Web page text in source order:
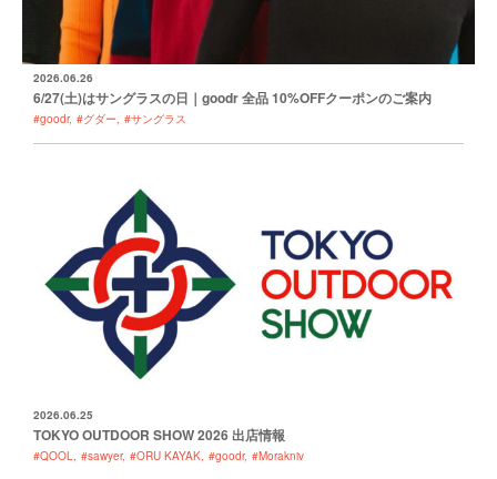
2026.06.26
6/27(土)はサングラスの日｜goodr 全品 10%OFFクーポンのご案内
#goodr #グダー #サングラス
2026.06.25
TOKYO OUTDOOR SHOW 2026 出店情報
#QOOL #sawyer #ORU KAYAK #goodr #Morakniv